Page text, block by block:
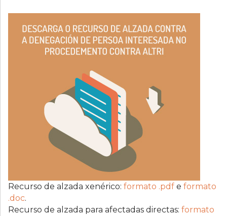
Recurso de alzada xenérico: formato .pdf e formato
.doc.
Recurso de alzada para afectadas directas: formato